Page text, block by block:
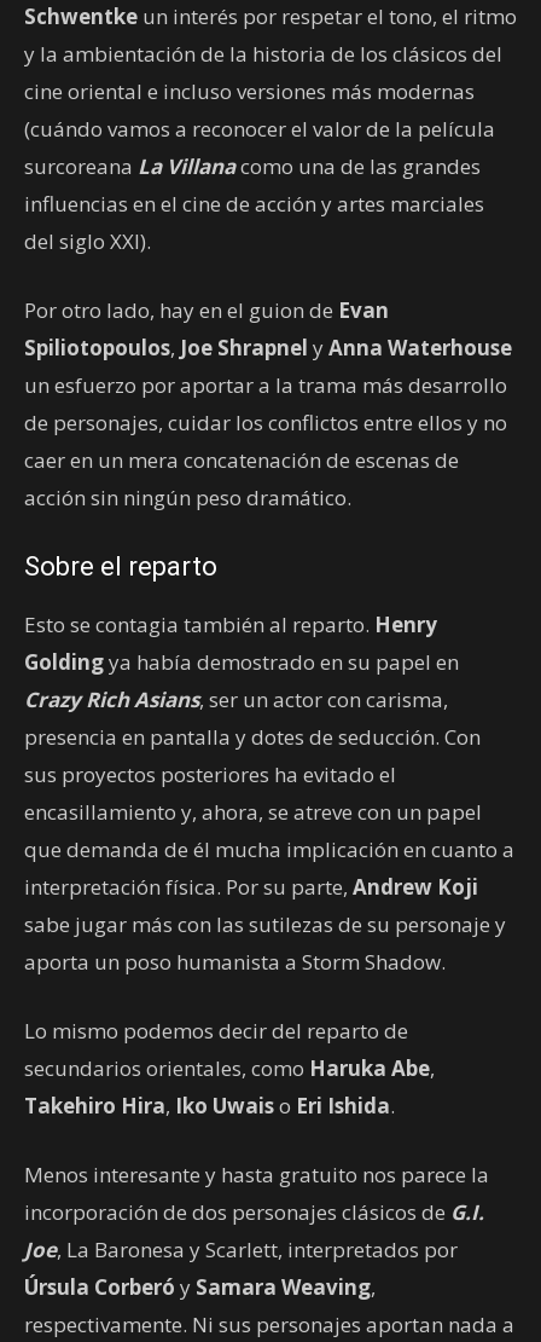
Schwentke un interés por respetar el tono, el ritmo
y la ambientación de la historia de los clásicos del
cine oriental e incluso versiones más modernas
(cuándo vamos a reconocer el valor de la película
surcoreana La Villanacomo una de las grandes
influencias en el cine de acción y artes marciales
del siglo XXI).
Por otro lado, hay en el guion de Evan
Spiliotopoulos, Joe Shrapnel yAnna Waterhouse
un esfuerzo por aportar a la trama más desarrollo
de personajes, cuidar los conflictos entre ellos y no
caer en un mera concatenación de escenas de
acción sin ningún peso dramático.
Sobre el reparto
Esto se contagia también al reparto. Henry
Goldingya había demostrado en su papel en
Crazy Rich Asians, ser un actor con carisma,
presencia en pantalla y dotes de seducción. Con
sus proyectos posteriores ha evitado el
encasillamiento y, ahora, se atreve con un papel
que demanda de él mucha implicación en cuanto a
interpretación física. Por su parte, Andrew Koji
sabe jugar más con las sutilezas de su personaje y
aporta un poso humanista a Storm Shadow.
Lo mismo podemos decir del reparto de
secundarios orientales, como Haruka Abe,
Takehiro Hira, Iko Uwaiso Eri Ishida.
Menos interesante y hasta gratuito nos parece la
incorporación de dos personajes clásicos de G.I.
Joe, La Baronesa y Scarlett, interpretados por
Úrsula Corberó y Samara Weaving,
respectivamente. Ni sus personajes aportan nada a